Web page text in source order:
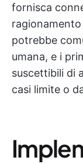
fornisca
potrebbe
umana, e i
suscettibili di
casi limite o